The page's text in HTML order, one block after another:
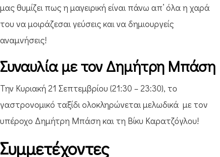
μας θυμίζει πως η μαγειρική είναι πάνω απ’ όλα η χαρά
του να μοιράζεσαι γεύσεις και να δημιουργείς
αναμνήσεις!
Συναυλία με τον Δημήτρη Μπάση
Την Κυριακή 21 Σεπτεμβρίου (21:30 – 23:30), το
γαστρονομικό ταξίδι ολοκληρώνεται μελωδικά με τον
υπέροχο Δημήτρη Μπάση και τη Βίκυ Καρατζόγλου!
Συμμετέχοντες